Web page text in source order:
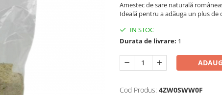
Amestec de sare naturală
Ideală pentru a adăuga un plus
IN STOC
Durata de livrare: 1
Cod Produs: 4ZW0SWW0F